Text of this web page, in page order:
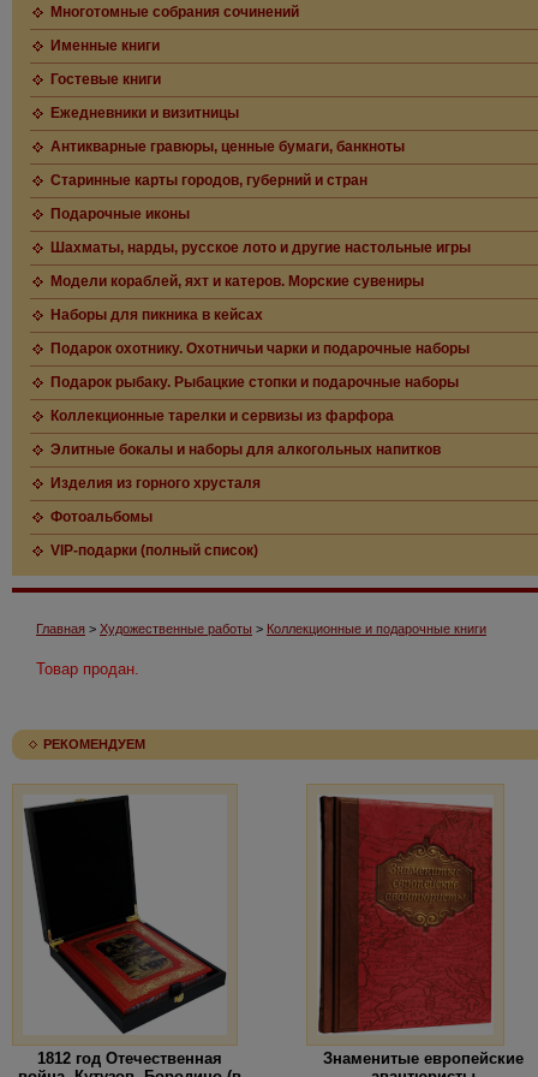
Многотомные собрания сочинений
Именные книги
Гостевые книги
Ежедневники и визитницы
Антикварные гравюры, ценные бумаги, банкноты
Старинные карты городов, губерний и стран
Подарочные иконы
Шахматы, нарды, русское лото и другие настольные игры
Модели кораблей, яхт и катеров. Морские сувениры
Наборы для пикника в кейсах
Подарок охотнику. Охотничьи чарки и подарочные наборы
Подарок рыбаку. Рыбацкие стопки и подарочные наборы
Коллекционные тарелки и сервизы из фарфора
Элитные бокалы и наборы для алкогольных напитков
Изделия из горного хрусталя
Фотоальбомы
VIP-подарки (полный список)
Главная > Художественные работы > Коллекционные и подарочные книги
Товар продан.
РЕКОМЕНДУЕМ
1812 год Отечественная
Знаменитые европейские